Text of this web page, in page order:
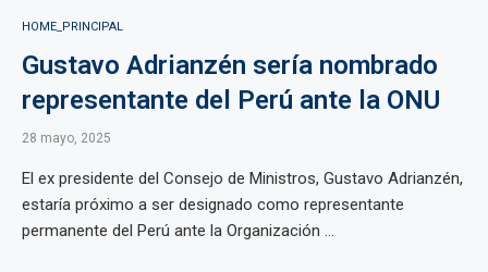
HOME_PRINCIPAL
Gustavo Adrianzén sería nombrado
representante del Perú ante la ONU
28 mayo, 2025
El ex presidente del Consejo de Ministros, Gustavo Adrianzén,
estaría próximo a ser designado como representante
permanente del Perú ante la Organización ...